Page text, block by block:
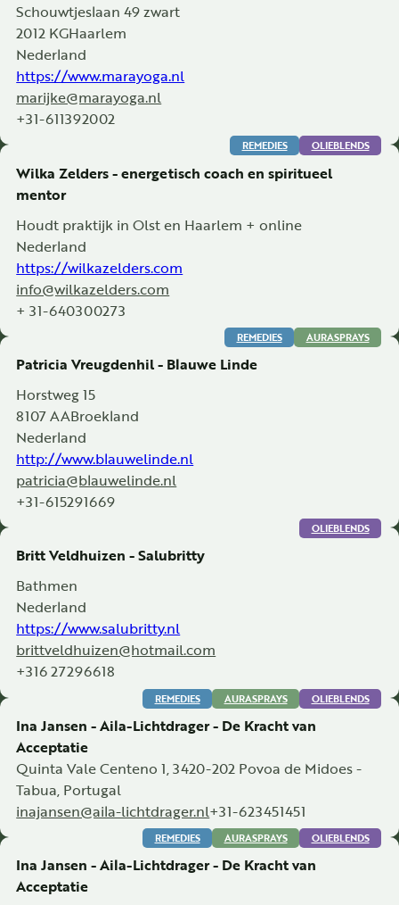
Schouwtjeslaan 49 zwart
2012 KGHaarlem
Nederland
https://www.marayoga.nl
marijke@marayoga.nl
+31-611392002
Wilka Zelders - energetisch coach en spiritueel
mentor
Houdt praktijk in Olst en Haarlem + online
Nederland
https://wilkazelders.com
info@wilkazelders.com
+ 31-640300273
REMEDIES OLIEBLENDS
Patricia Vreugdenhil - Blauwe Linde
Horstweg 15
8107 AABroekland
Nederland
http://www.blauwelinde.nl
patricia@blauwelinde.nl
+31-615291669
REMEDIES AURASPRAYS
Britt Veldhuizen - Salubritty
Bathmen
Nederland
https://www.salubritty.nl
brittveldhuizen@hotmail.com
+316 27296618
OLIEBLENDS
Ina Jansen - Aila-Lichtdrager - De Kracht van
Acceptatie
Quinta Vale Centeno 1, 3420-202 Povoa de Midoes -
Tabua, Portugal
inajansen@aila-lichtdrager.nl+31-623451451
REMEDIES AURASPRAYS OLIEBLENDS
Ina Jansen - Aila-Lichtdrager - De Kracht van
Acceptatie
REMEDIES AURASPRAYS OLIEBLENDS